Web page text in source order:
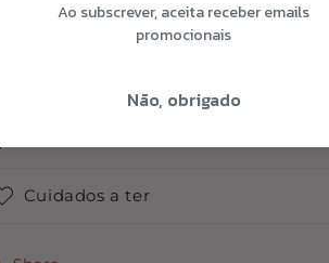
Idade recomendada: +12 Meses
Cuidados a ter
Ao subscrever, aceita receber emails
promocionais
Não, obrigado